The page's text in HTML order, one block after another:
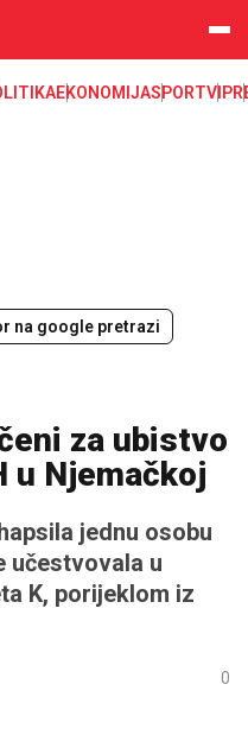
EKONOMIJASPORTVIP
na google pretrazi
za ubistvo
u Njemačkoj
jednu osobu
učestvovala u
K, porijeklom iz
0